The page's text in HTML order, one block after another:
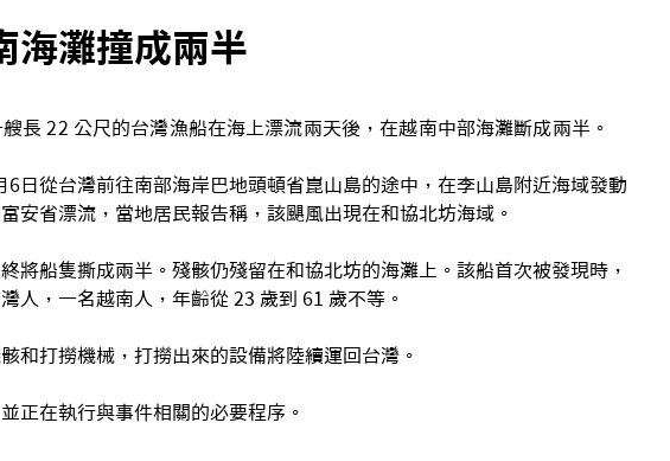
海灘撞成兩半
長 22 公尺的台灣漁船在海上漂流兩天後，在越南中部海灘斷成兩半。
6日從台灣前往南部海岸巴地頭頓省崑山島的途中，在李山島附近海域發動
安省漂流，當地居民報告稱，該颶風出現在和協北坊海域。
將船隻撕成兩半。殘骸仍殘留在和協北坊的海灘上。該船首次被發現時，
人，一名越南人，年齡從 23 歲到 61 歲不等。
和打撈機械，打撈出來的設備將陸續運回台灣。
正在執行與事件相關的必要程序。